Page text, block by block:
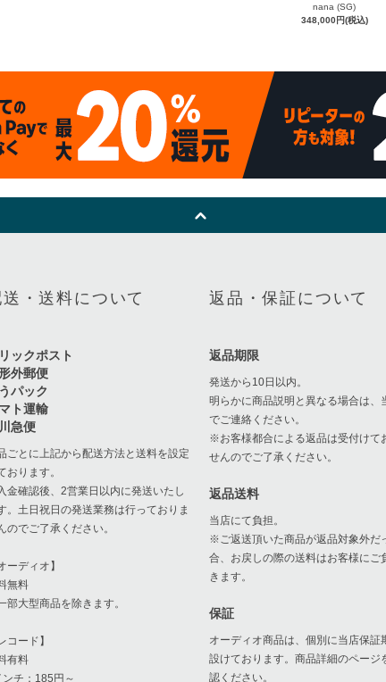
nana (SG)
348,000円(税込)
送・送料について
ックポスト
外郵便
パック
ト運輸
急便
ごとに上記から配送方法と送料を設定
おります。
金確認後、2営業日以内に発送いたし
。土日祝日の発送業務は行っておりま
のでご了承ください。
ーディオ】
無料
部大型商品を除きます。
コード】
有料
ンチ：185円～
返品・保証について
返品期限
発送から10日以内。
明らかに商品説明と異なる場合は、
でご連絡ください。
※お客様都合による返品は受付けて
せんのでご了承ください。
返品送料
当店にて負担。
※ご返送頂いた商品が返品対象外だ
合、お戻しの際の送料はお客様にご
きます。
保証
オーディオ商品は、個別に当店保証
設けております。商品詳細のページ
認ください。